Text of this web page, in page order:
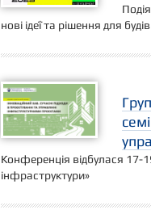
нові ідеї та рішення для
Конференція відбулася 17-
інфраструктури»